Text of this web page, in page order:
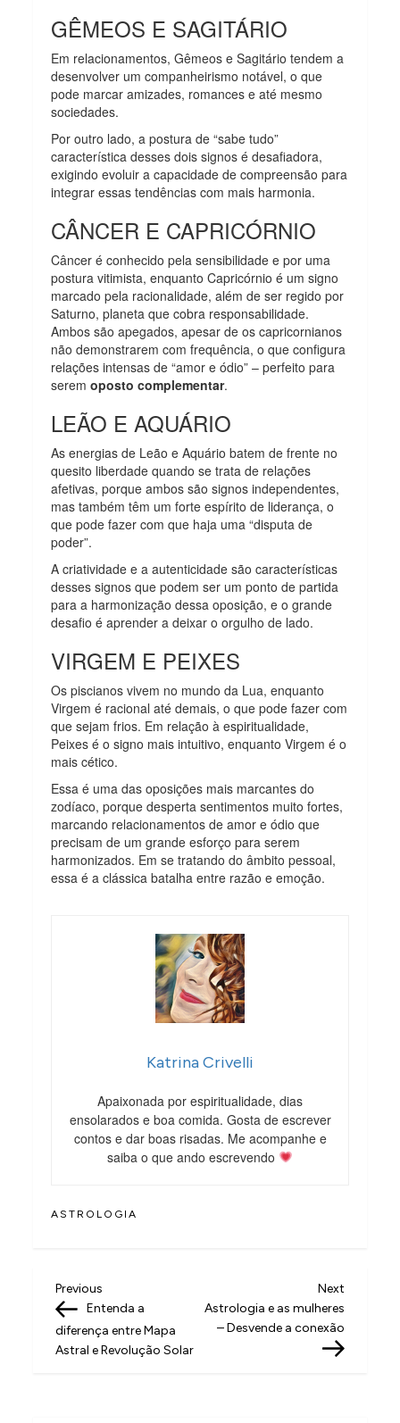
GÊMEOS E SAGITÁRIO
Em relacionamentos, Gêmeos e Sagitário tendem a
desenvolver um companheirismo notável, o que
pode marcar amizades, romances e até mesmo
sociedades.
Por outro lado, a postura de “sabe tudo”
característica desses dois signos é desafiadora,
exigindo evoluir a capacidade de compreensão para
integrar essas tendências com mais harmonia.
CÂNCER E CAPRICÓRNIO
Câncer é conhecido pela sensibilidade e por uma
postura vitimista, enquanto Capricórnio é um signo
marcado pela racionalidade, além de ser regido por
Saturno, planeta que cobra responsabilidade.
Ambos são apegados, apesar de os capricornianos
não demonstrarem com frequência, o que configura
relações intensas de “amor e ódio” – perfeito para
seremoposto complementar.
LEÃO E AQUÁRIO
As energias de Leão e Aquário batem de frente no
quesito liberdade quando se trata de relações
afetivas, porque ambos são signos independentes,
mas também têm um forte espírito de liderança, o
que pode fazer com que haja uma “disputa de
poder”.
A criatividade e a autenticidade são características
desses signos que podem ser um ponto de partida
para a harmonização dessa oposição, e o grande
desafio é aprender a deixar o orgulho de lado.
VIRGEM E PEIXES
Os piscianos vivem no mundo da Lua, enquanto
Virgem é racional até demais, o que pode fazer com
que sejam frios. Em relação à espiritualidade,
Peixes é o signo mais intuitivo, enquanto Virgem é o
mais cético.
Essa é uma das oposições mais marcantes do
zodíaco, porque desperta sentimentos muito fortes,
marcando relacionamentos de amor e ódio que
precisam de um grande esforço para serem
harmonizados. Em se tratando do âmbito pessoal,
essa é a clássica batalha entre razão e emoção.
Katrina Crivelli
Apaixonada por espiritualidade, dias
ensolarados e boa comida. Gosta de escrever
contos e dar boas risadas. Me acompanhe e
saiba o que ando escrevendo
ASTROLOGIA
N
a
v
Previous
Post
Previous
Entenda a
diferença entre Mapa
Astral e Revolução Solar
Next
Post
Next
Astrologia e as mulheres
– Desvende a conexão